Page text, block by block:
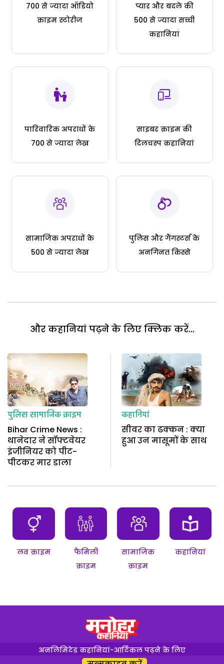
700 से ज्यादा ऑडियो
क्राइम स्टोरीज
प्यार और बदले की
500 से ज्यादा सच्ची
कहानियां
पारिवारिक अपराधों के
700 से ज्यादा लेख
साइबर क्राइम की
दिलचस्प कहानियां
सामाजिक अपराधों के
500 से ज्यादा लेख
पुलिस और गैंगस्टर्स के
अनगिनत किस्से
और कहानियां पढ़ने के लिए क्लिक करें...
पुलिससामाजिक क्राइम
Bihar Crime News :
थानेदार ने सॉफ्टवेयर
इंजीनियर को पीट-
पीटकर मार डाला
कहानियां
सीवर का ढक्कन : क्या
हुआ उन मासूमों के साथ
लव क्राइम
फैमिली
क्राइम
सामाजिक
क्राइम
कहानियां
अनलिमिटेड कहानियां-आर्टिकल पढ़ने के लिए